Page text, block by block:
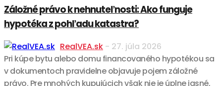
Záložné právo k nehnuteľnosti: Ako funguje
hypotéka z pohľadu katastra?
RealVEA.sk - 27. júla 2026
Pri kúpe bytu alebo domu financovaného hypotékou sa
v dokumentoch pravidelne objavuje pojem záložné
právo. Pre mnohých kupujúcich však nie je úplne jasné,